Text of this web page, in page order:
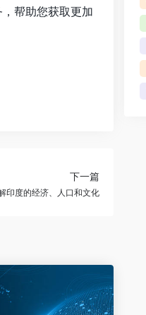
帮助您获取更加
下一篇
印度的经济、人口和文化